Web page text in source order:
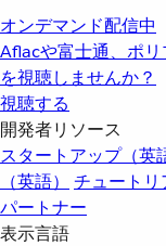
オンデマンド配信中
Aflacや富士通、ポ
を視聴しませんか？
視聴する
開発者リソース
スタートアップ（英
（英語）
チュートリ
パートナー
表示言語